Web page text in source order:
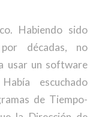
Habiendo sido
décadas, no
usar un software
escuchado
de Tiempo-